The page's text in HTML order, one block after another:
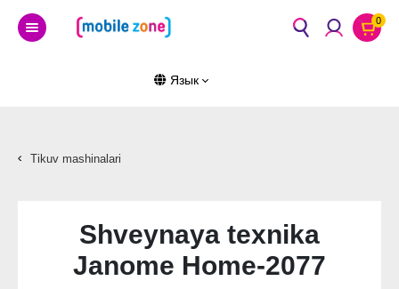
0
Язык
Tikuv mashinalari
Shveynaya texnika
Janome Home-2077